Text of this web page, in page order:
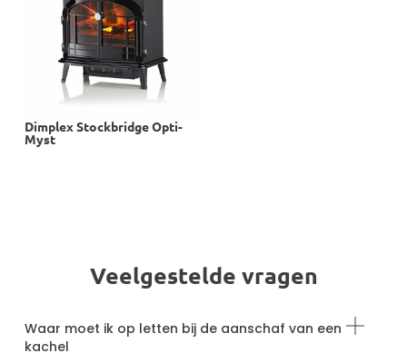
Dimplex Stockbridge Opti-
Myst
Veelgestelde vragen
Waar moet ik op letten bij de aanschaf van een
kachel